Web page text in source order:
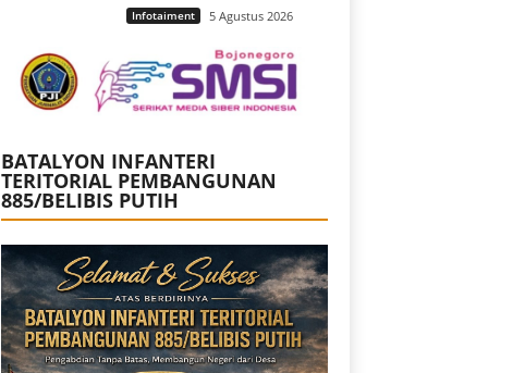
Infotaiment 5 Agustus 2026
BATALYON INFANTERI
TERITORIAL PEMBANGUNAN
885/BELIBIS PUTIH